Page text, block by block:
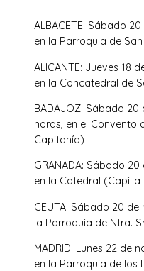
ALBACETE: Sábado
en la Parroquia de
ALICANTE: Jueves 18
en la Concatedral de
BADAJOZ: Sábado 20
horas, en el Convento
Capitanía)
GRANADA: Sábado
en la Catedral
CEUTA: Sábado 20
la Parroquia de Ntra.
MADRID: Lunes 22 de
en la Parroquia de los